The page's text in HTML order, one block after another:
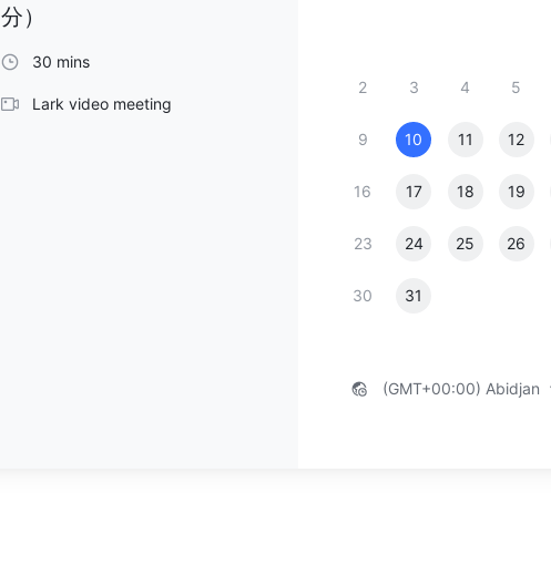
分）
30 mins
Lark video meeting
2 3 4 5
9 10 11 12
16 17 18 19
23 24 25 26
30 31
(GMT+00:00) Abidjan